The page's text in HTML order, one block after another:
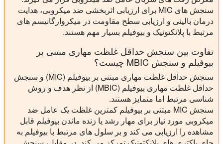
سنجش های MIC برای ارزیابی اثربخشی ضد میکروبی، هدایت
درمان بالینی و ارزیابی سطح مقاومت در میکروارگانیسم های
مرتبط با پلانکتونیک و بیوفیلم بسیار مهم هستند.
تفاوت بین سنجش حداقل غلظت مهاری مبتنی بر
بیوفیلم و سنجش MBIC چیست؟
سنجش حداقل غلظت مهاری مبتنی بر بیوفیلم (MIC) و سنجش
حداقل غلظت مهاری بیوفیلم (MBIC) از نظر هدف و روش
شناسی مرتبط اما متمایز هستند.
سنجش MIC مبتنی بر بیوفیلم کمترین غلظت یک عامل ضد
میکروبی مورد نیاز برای مهار رشد یا زنده ماندن بیوفیلم قابل
مشاهده را ارزیابی می کند و بر سلول های مرتبط با بیوفیلم به